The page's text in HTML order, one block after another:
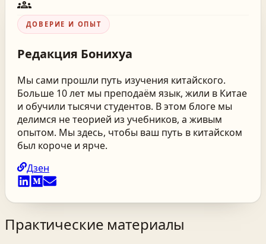
groups
ДОВЕРИЕ И ОПЫТ
Редакция Бонихуа
Мы сами прошли путь изучения китайского.
Больше 10 лет мы преподаём язык, жили в Китае
и обучили тысячи студентов. В этом блоге мы
делимся не теорией из учебников, а живым
опытом. Мы здесь, чтобы ваш путь в китайском
был короче и ярче.
Дзен
Практические материалы